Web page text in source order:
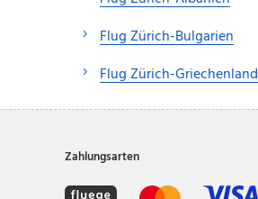
Flug Zürich-Bulgarien
Flug Zürich-Griechenland